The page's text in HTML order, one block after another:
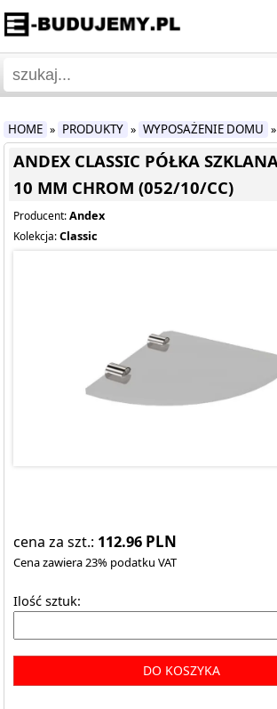
HOME » PRODUKTY » WYPOSAŻENIE DOMU »
ANDEX CLASSIC PÓŁKA
10 MM CHROM (052/10/CC)
Producent:Andex
Kolekcja:Classic
cena za szt.: 112.96 PLN
Cena zawiera 23% podatku VAT
Ilość sztuk:
DO KOSZYKA